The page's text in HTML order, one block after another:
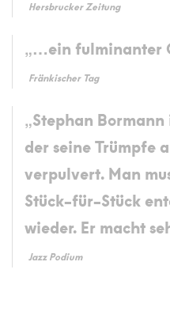
Hersbrucker Zeitung
„…ein fulminanter
Fränkischer Tag
„Stephan Bormann
der seine Trümpfe
verpulvert. Man
Stück-für-Stück
wieder. Er macht
Jazz Podium